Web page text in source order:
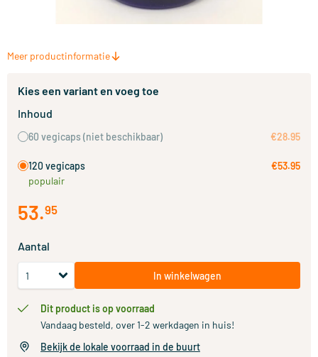
Meer productinformatie
Kies een variant en voeg toe
Inhoud
60 vegicaps (niet beschikbaar) €28.95
120 vegicaps
populair
€53.95
53.95
Aantal
In winkelwagen
Dit product is op voorraad
Vandaag besteld, over 1-2 werkdagen in huis!
Bekijk de lokale voorraad in de buurt